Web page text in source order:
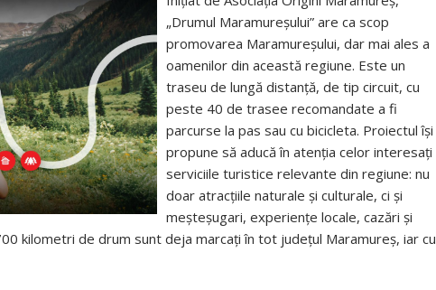
„Drumul Maramureșului” are ca scop
promovarea Maramureșului, dar mai ales a
oamenilor din această regiune. Este un
traseu de lungă distanță, de tip circuit, cu
peste 40 de trasee recomandate a fi
parcurse la pas sau cu bicicleta. Proiectul își
propune să aducă în atenția celor interesați
serviciile turistice relevante din regiune: nu
doar atracțiile naturale și culturale, ci și
meșteșugari, experiențe locale, cazări și
kilometri de drum sunt deja marcați în tot județul Maramureș, iar cu